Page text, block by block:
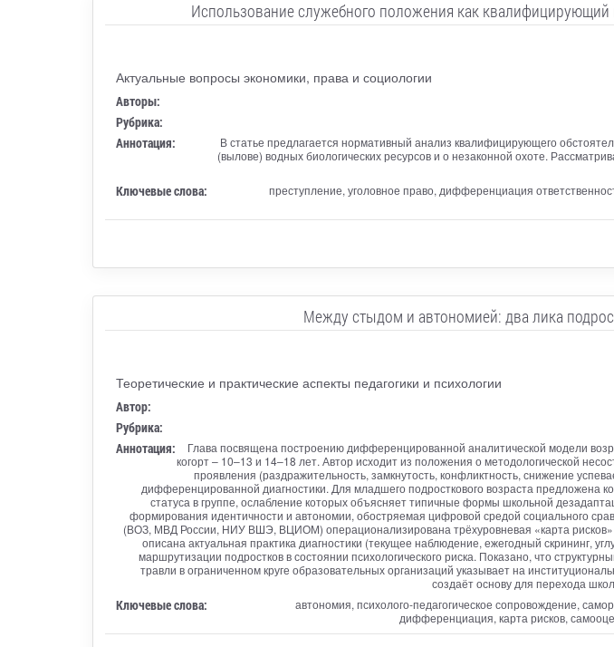
Использование служебного положения как квалифицирующий
Актуальные вопросы экономики, права и социологии
Авторы:
Рубрика:
Аннотация:
В статье предлагается нормативный анализ квалифицирующего
(вылове) водных биологических ресурсов и о незаконной охоте.
Ключевые слова:
преступление, уголовное право, дифференциация
Между стыдом и автономией: два лика
Теоретические и практические аспекты педагогики и психологии
Автор:
Рубрика:
Аннотация:
Глава посвящена построению дифференцированной аналитической модели
когорт – 10–13 и 14–18 лет. Автор исходит из положения о методологической
проявления (раздражительность, замкнутость, конфликтность, снижение
дифференцированной диагностики. Для младшего подросткового возраста предложена
статуса в группе, ослабление которых объясняет типичные формы школьной
формирования идентичности и автономии, обостряемая цифровой средой социального
(ВОЗ, МВД России, НИУ ВШЭ, ВЦИОМ) операционализирована трёхуровневая «карта рисков»
описана актуальная практика диагностики (текущее наблюдение, ежегодный скрининг,
маршрутизации подростков в состоянии психологического риска. Показано, что
травли в ограниченном круге образовательных организаций указывает на
создаёт основу для перехода
Ключевые слова:
автономия, психолого-педагогическое сопровождение,
дифференциация, карта рисков,